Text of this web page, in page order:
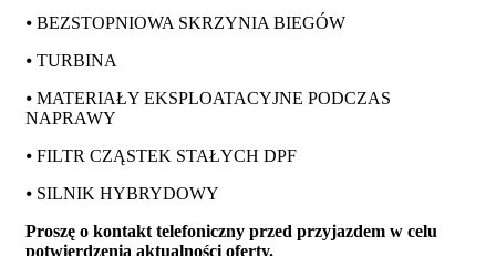
⦁ BEZSTOPNIOWA SKRZYNIA BIEGÓW
⦁ TURBINA
⦁ MATERIAŁY EKSPLOATACYJNE PODCZAS
NAPRAWY
⦁ FILTR CZĄSTEK STAŁYCH DPF
⦁ SILNIK HYBRYDOWY
Proszę o kontakt telefoniczny przed przyjazdem w celu
potwierdzenia aktualności oferty.